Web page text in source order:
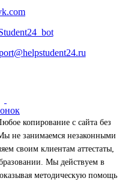
копирование с сайта без
не занимаемся незаконными
своим клиентам аттестаты,
Мы действуем в
оказывая методическую помощь